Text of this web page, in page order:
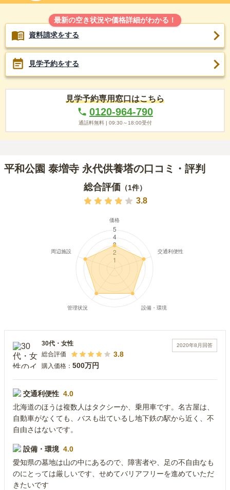
最新の空き状況や価格詳細がわかる！
資料請求をする
見学予約をする
見学予約専用窓口はこちら
0120-964-790
通話料無料 | 09:30～18:00受付
平和公園 泰増寺 永代供養塔の口コミ・評判
総合評価 （1件）
3.8
2020年8月 回答
30代 ・ 女性
総合評価
3.8
購入価格： 500万円
交通利便性 4.0
北海道のほうは複数人はタクシーか、乗用車です。名古屋は、
自動車がなくても、バスも出ているし地下鉄の駅から近く、不
自由さはないです。
設備・環境 4.0
愛知県の墓地は山の中にあるので、障害者や、足の不自由なも
のにとっては厳しいです、せめてバリアフリーを進めていただ
きたいです